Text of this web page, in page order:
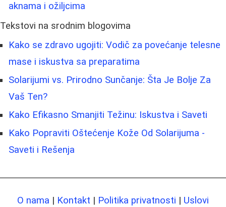
aknama i ožiljcima
Tekstovi na srodnim blogovima
Kako se zdravo ugojiti: Vodič za povećanje telesne
mase i iskustva sa preparatima
Solarijumi vs. Prirodno Sunčanje: Šta Je Bolje Za
Vaš Ten?
Kako Efikasno Smanjiti Težinu: Iskustva i Saveti
Kako Popraviti Oštećenje Kože Od Solarijuma -
Saveti i Rešenja
O nama | Kontakt | Politika privatnosti | Uslovi